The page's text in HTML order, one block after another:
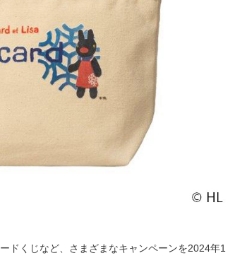
ドくじなど、さまざまなキャンペーンを2024年1